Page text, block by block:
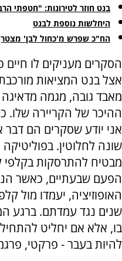
בנט חוזר לטירונות: "חטפתי
היחלשות נוספת לבנט
הח"כ שפרש מ'כחול לבן'
הסקרים מעניקים לו חיים
אצל בנט המציאות
מאבד גובה, מגמה מדאיגה
ההיכר של הקריירה שלו.
אני יודע שסקרים הם
שונה לחלוטין.
מבטיח להתרסקות בקלפי
הפעם שבעתיים, כאשר
האופוזיציה, יעמדו מול
שנים נגד עמדתם. ברגע
בו, אלא אם יחליט
להיות בעבר - פרקטי,